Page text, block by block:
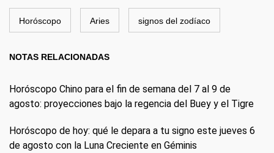
Horóscopo Aries signos del zodíaco
NOTAS RELACIONADAS
Horóscopo Chino para el fin de semana del 7 al 9 de
agosto: proyecciones bajo la regencia del Buey y el Tigre
Horóscopo de hoy: qué le depara a tu signo este jueves 6
de agosto con la Luna Creciente en Géminis